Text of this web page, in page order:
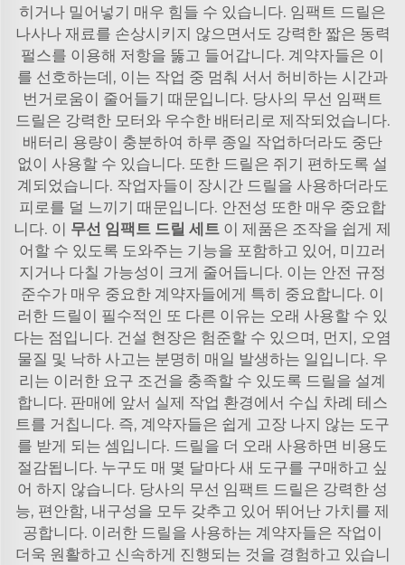
히거나 밀어넣기 매우 힘들 수 있습니다. 임팩트 드릴은
나사나 재료를 손상시키지 않으면서도 강력한 짧은 동력
펄스를 이용해 저항을 뚫고 들어갑니다. 계약자들은 이
를 선호하는데, 이는 작업 중 멈춰 서서 허비하는 시간과
번거로움이 줄어들기 때문입니다. 당사의 무선 임팩트
드릴은 강력한 모터와 우수한 배터리로 제작되었습니다.
배터리 용량이 충분하여 하루 종일 작업하더라도 중단
없이 사용할 수 있습니다. 또한 드릴은 쥐기 편하도록 설
계되었습니다. 작업자들이 장시간 드릴을 사용하더라도
피로를 덜 느끼기 때문입니다. 안전성 또한 매우 중요합
니다. 이 무선 임팩트 드릴 세트 이 제품은 조작을 쉽게 제
어할 수 있도록 도와주는 기능을 포함하고 있어, 미끄러
지거나 다칠 가능성이 크게 줄어듭니다. 이는 안전 규정
준수가 매우 중요한 계약자들에게 특히 중요합니다. 이
러한 드릴이 필수적인 또 다른 이유는 오래 사용할 수 있
다는 점입니다. 건설 현장은 험준할 수 있으며, 먼지, 오염
물질 및 낙하 사고는 분명히 매일 발생하는 일입니다. 우
리는 이러한 요구 조건을 충족할 수 있도록 드릴을 설계
합니다. 판매에 앞서 실제 작업 환경에서 수십 차례 테스
트를 거칩니다. 즉, 계약자들은 쉽게 고장 나지 않는 도구
를 받게 되는 셈입니다. 드릴을 더 오래 사용하면 비용도
절감됩니다. 누구도 매 몇 달마다 새 도구를 구매하고 싶
어 하지 않습니다. 당사의 무선 임팩트 드릴은 강력한 성
능, 편안함, 내구성을 모두 갖추고 있어 뛰어난 가치를 제
공합니다. 이러한 드릴을 사용하는 계약자들은 작업이
더욱 원활하고 신속하게 진행되는 것을 경험하고 있습니